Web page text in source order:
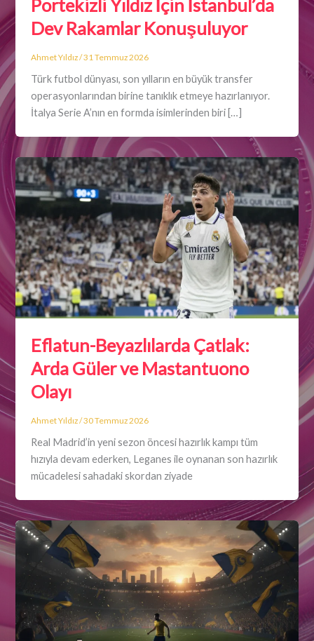
Portekizli Yıldız İçin İstanbul’da
Dev Rakamlar Konuşuluyor
Ahmet Yıldız/31 Temmuz 2026
Türk futbol dünyası, son yılların en büyük transfer
operasyonlarından birine tanıklık etmeye hazırlanıyor.
İtalya Serie A’nın en formda isimlerinden biri […]
Eflatun-Beyazlılarda Çatlak:
Arda Güler ve Mastantuono
Olayı
Ahmet Yıldız/30 Temmuz 2026
Real Madrid’in yeni sezon öncesi hazırlık kampı tüm
hızıyla devam ederken, Leganes ile oynanan son hazırlık
mücadelesi sahadaki skordan ziyade